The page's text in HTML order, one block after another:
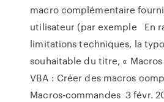
macro complémentaire
utilisateur (par exemple En
limitations techniques, la
souhaitable du titre, «
VBA : Créer des macros
Macros-commandes 3 févr.